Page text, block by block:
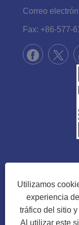
Correo
Fax: +86-577-
Copyright
Utilizamos
experiencia
tráfico del sitio
Al utilizar este